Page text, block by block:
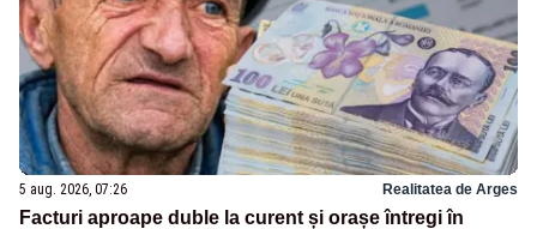
5 aug. 2026, 07:26 Realitatea de Arges
Facturi aproape duble la curent și orașe întregi în